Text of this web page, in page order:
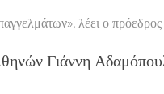
λέει ο πρόεδρος
Γιάννη